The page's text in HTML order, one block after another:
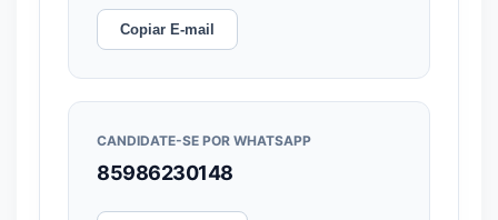
Copiar E-mail
CANDIDATE-SE POR WHATSAPP
85986230148